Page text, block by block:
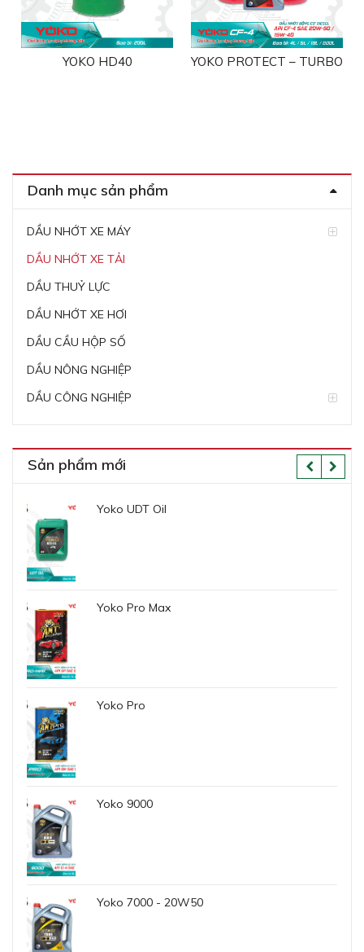
YOKO HD40 YOKO PROTECT – TURBO
Danh mục sản phẩm
DẦU NHỚT XE MÁY
DẦU NHỚT XE TẢI
DẦU THUỶ LỰC
DẦU NHỚT XE HƠI
DẦU CẦU HỘP SỐ
DẦU NÔNG NGHIỆP
DẦU CÔNG NGHIỆP
Sản phẩm mới
Yoko UDT Oil
Yoko Pro Max
Yoko Pro
Yoko 9000
Yoko 7000 - 20W50